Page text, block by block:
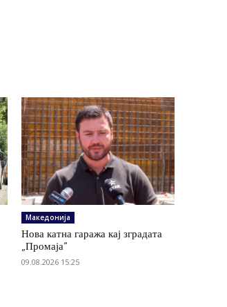
Македонија
Нова катна гаража кај зградата
„Промаја“
09.08.2026 15:25